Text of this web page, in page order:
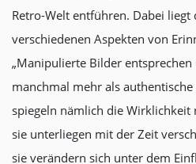
Retro-Welt entführen. Dabei liegt
verschiedenen Aspekten von
„Manipulierte Bilder
manchmal mehr als
spiegeln nämlich die
sie unterliegen mit der Zeit
sie verändern sich unter dem